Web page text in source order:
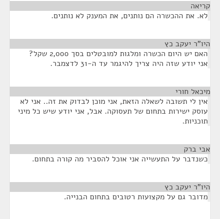
קריאה
לא. את ההכשרה הם נותנים, את המענק לא נותנים.
היו"ר יעקב כץ
האם יש היום הכשרה ומלגות למובטלים בסך 2,000 שקל?
אני יודע שזה היה צריך להיגמר עד ה-31 לדצמבר.
מיכאל חורי
אין לי תשובה לשאלה הזאת, אני מוכן לבדוק את זה.. אני לא
עוסק ישירות בתחום של תעסוקה. אבל, אני יודע שיש כל מיני
תוכניות.
אבי ברק
כשנדבר על התעשייה אני אוכל להסביר מה קורה בתחום.
היו"ר יעקב כץ
מדובר גם על מקצועות רטובים בתחום הבנייה.